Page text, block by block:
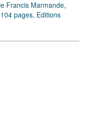
Francis Marmande,
pages, Editions